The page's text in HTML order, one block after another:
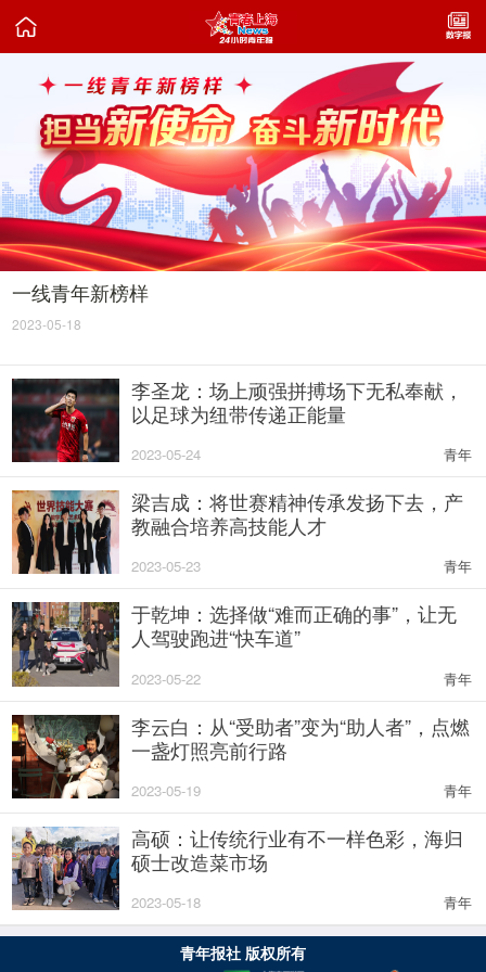

一线青年新榜样
2023-05-18
李圣龙：场上顽强拼搏场下无私奉献，
以足球为纽带传递正能量
2023-05-24 青年
梁吉成：将世赛精神传承发扬下去，产
教融合培养高技能人才
2023-05-23 青年
于乾坤：选择做“难而正确的事”，让无
人驾驶跑进“快车道”
2023-05-22 青年
李云白：从“受助者”变为“助人者”，点燃
一盏灯照亮前行路
2023-05-19 青年
高硕：让传统行业有不一样色彩，海归
硕士改造菜市场
2023-05-18 青年
青年报社 版权所有